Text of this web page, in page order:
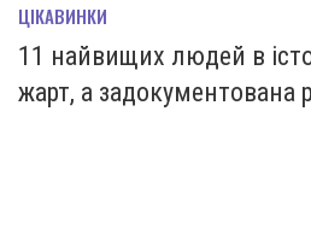
ЦІКАВИНКИ
11 найвищих людей в
жарт, а задокументована